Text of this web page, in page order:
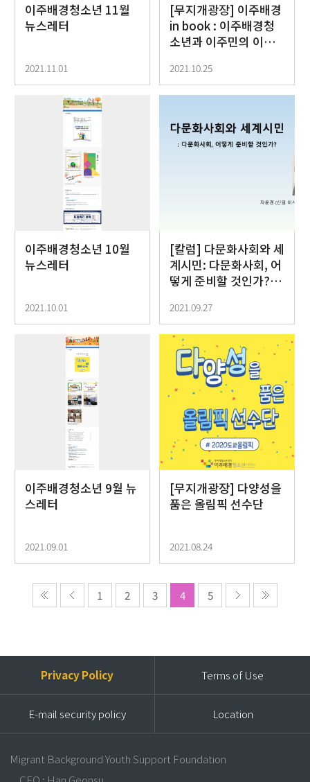
이주배경청소년 11월
뉴스레터
2021.11.01
[무지개광장] 이주배경
in book : 이주배경청
소년과 이주민의 이야
2021.10.25
이주배경청소년 10월
뉴스레터
2021.10.01
[칼럼] 다문화사회와 세
계시민: 다문화사회, 어
떻게 준비할 것인가?
한양대 명예교수)
2021.09.27
이주배경청소년 9월 뉴
스레터
2021.09.01
[무지개광장] 다양성을
품은 올림픽 선수단
2021.08.24
1 2 3 4 5
Privacy Policy Terms of Use
E-mail security policy Location
Migrant Background Youth Support Foundation